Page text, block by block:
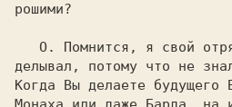
рошими?
   О.
Помнится, я свой
делывал, потому что не
Когда Вы делаете будущего